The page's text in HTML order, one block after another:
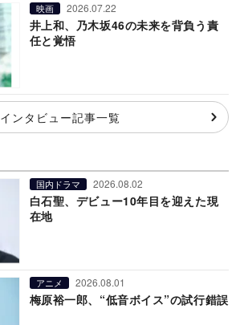
映画 2026.07.22
井上和、乃木坂46の未来を背負う責
任と覚悟
インタビュー記事一覧
国内ドラマ 2026.08.02
白石聖、デビュー10年目を迎えた現
在地
アニメ 2026.08.01
梅原裕一郎、“低音ボイス”の試行錯誤